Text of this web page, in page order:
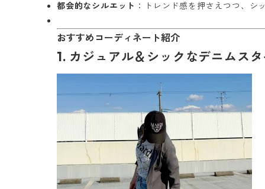
都会的なシルエット ：トレンド感を押さえつつ、シ
おすすめコーディネート紹介
1. カジュアル＆シックなデニムス